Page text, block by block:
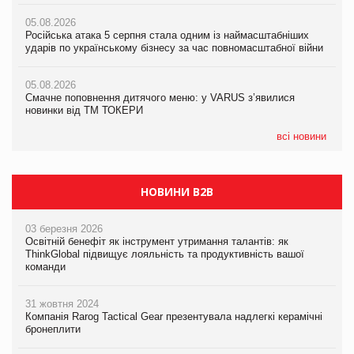
05.08.2026
Російська атака 5 серпня стала одним із наймасштабніших
ударів по українському бізнесу за час повномасштабної війни
05.08.2026
Смачне поповнення дитячого меню: у VARUS з’явилися
новинки від ТМ ТОКЕРИ
всі новини
05.08.2026
Російська атака 5 серпня стала одним із наймасштабніших
ударів по українському бізнесу за час повномасштабної війни
05.08.2026
Смачне поповнення дитячого меню: у VARUS з’явилися
новинки від ТМ ТОКЕРИ
продуктів
НОВИНИ B2B
03 березня 2026
Освітній бенефіт як інструмент утримання талантів: як
ThinkGlobal підвищує лояльність та продуктивність вашої
команди
31 жовтня 2024
Компанія Rarog Tactical Gear презентувала надлегкі керамічні
бронеплити